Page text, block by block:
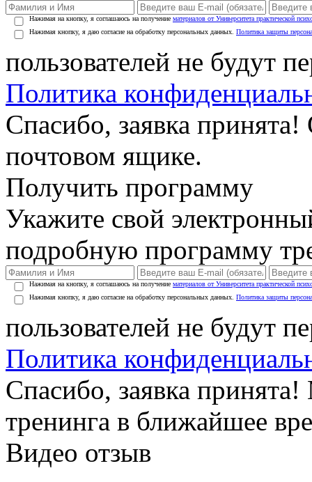
Нажимая на кнопку, я соглашаюсь на получение материалов от Университета практической
Нажимая кнопку, я даю согласие на обработку персональных данных. Политика защиты
пользователей не будут
Политика
Спасибо, заявка
почтовом ящике.
Получить программу
Укажите свой
подробную программу
Нажимая на кнопку, я соглашаюсь на получение материалов от Университета практической
Нажимая кнопку, я даю согласие на обработку персональных данных. Политика защиты
пользователей не будут
Политика
Спасибо, заявка
тренинга в ближайшее
Видео отзыв